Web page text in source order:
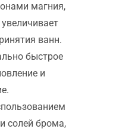
магния,
ванн.
быстрое
и
солей брома,